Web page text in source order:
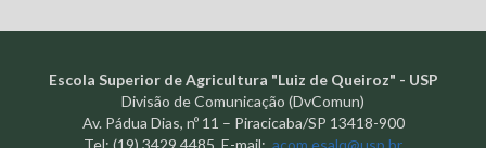
Escola Superior de Agricultura "Luiz de Queiroz" - USP
Divisão de Comunicação (DvComun)
Av. Pádua Dias, nº 11 – Piracicaba/SP 13418-900